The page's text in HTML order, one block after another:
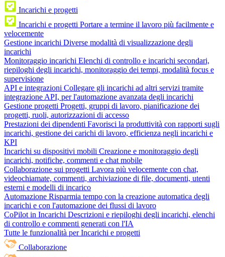
Incarichi e progetti
Incarichi e progetti Portare a termine il lavoro più facilmente e
velocemente
Gestione incarichi Diverse modalità di visualizzazione degli
incarichi
Monitoraggio incarichi Elenchi di controllo e incarichi secondari,
riepiloghi degli incarichi, monitoraggio dei tempi, modalità focus e
supervisione
API e integrazioni Collegare gli incarichi ad altri servizi tramite
integrazione API, per l'automazione avanzata degli incarichi
Gestione progetti Progetti, gruppi di lavoro, pianificazione dei
progetti, ruoli, autorizzazioni di accesso
Prestazioni dei dipendenti Favorisci la produttività con rapporti sugli
incarichi, gestione dei carichi di lavoro, efficienza negli incarichi e
KPI
Incarichi su dispositivi mobili Creazione e monitoraggio degli
incarichi, notifiche, commenti e chat mobile
Collaborazione sui progetti Lavora più velocemente con chat,
videochiamate, commenti, archiviazione di file, documenti, utenti
esterni e modelli di incarico
Automazione Risparmia tempo con la creazione automatica degli
incarichi e con l'automazione dei flussi di lavoro
CoPilot in Incarichi Descrizioni e riepiloghi degli incarichi, elenchi
di controllo e commenti generati con l'IA
Tutte le funzionalità per Incarichi e progetti
Collaborazione